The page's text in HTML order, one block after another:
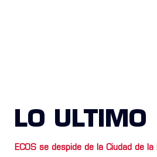
LO ULTIMO
ECOS se despide de la Ciudad de la